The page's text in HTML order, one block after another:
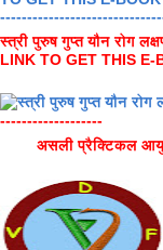
स्त्री पुरुष गुप्त यौन रोग
LINK TO GET THIS E-
-------------------
असली प्रैक्टिकल